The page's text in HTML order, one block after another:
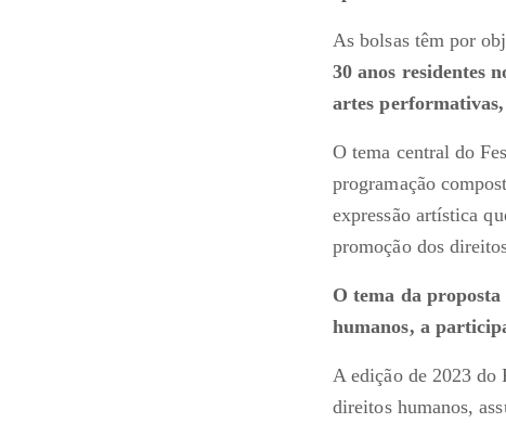
As bolsas têm por
30 anos residentes
artes
O tema central do
programação
expressão artística
promoção dos
O tema da
humanos, a
A edição de 2023 do
direitos humanos,